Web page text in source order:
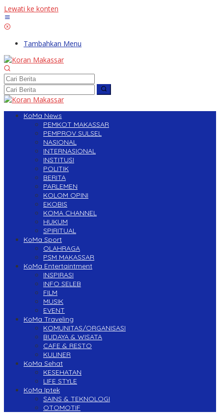
Lewati ke konten
Tambahkan Menu
KoMa News
PEMKOT MAKASSAR
PEMPROV SULSEL
NASIONAL
INTERNASIONAL
INSTITUSI
POLITIK
BERITA
PARLEMEN
KOLOM OPINI
EKOBIS
KOMA CHANNEL
HUKUM
SPIRITUAL
KoMa Sport
OLAHRAGA
PSM MAKASSAR
KoMa Entertaintment
INSPIRASI
INFO SELEB
FILM
MUSIK
EVENT
KoMa Traveling
KOMUNITAS/ORGANISASI
BUDAYA & WISATA
CAFE & RESTO
KULINER
KoMa Sehat
KESEHATAN
LIFE STYLE
KoMa Iptek
SAINS & TEKNOLOGI
OTOMOTIF